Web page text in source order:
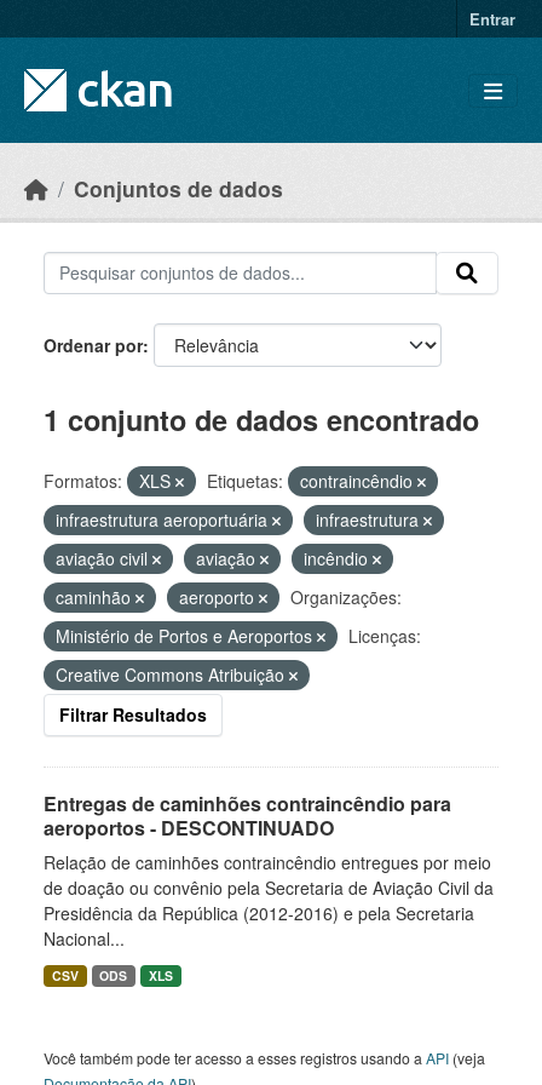
Entrar
Conjuntos de dados
Ordenar por
1 conjunto de dados encontrado
Formatos: XLS Etiquetas:
contraincêndio
infraestrutura aeroportuária
infraestrutura
aviação civil
aviação
incêndio
caminhão
aeroporto
Organizações:
Ministério de Portos e Aeroportos
Licenças:
Creative Commons Atribuição
Filtrar Resultados
Entregas de caminhões contraincêndio para
aeroportos - DESCONTINUADO
Relação de caminhões contraincêndio entregues por meio
de doação ou convênio pela Secretaria de Aviação Civil da
Presidência da República (2012-2016) e pela Secretaria
Nacional...
CSV ODS XLS
Você também pode ter acesso a esses registros usando a API (veja